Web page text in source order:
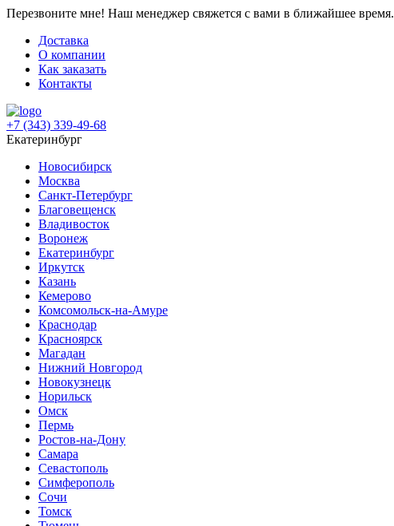
Перезвоните мне! Наш менеджер свяжется с вами в ближайшее время.
Доставка
О компании
Как заказать
Контакты
+7 (343) 339-49-68
Екатеринбург
Новосибирск
Москва
Санкт-Петербург
Благовещенск
Владивосток
Воронеж
Екатеринбург
Иркутск
Казань
Кемерово
Комсомольск-на-Амуре
Краснодар
Красноярск
Магадан
Нижний Новгород
Новокузнецк
Норильск
Омск
Пермь
Ростов-на-Дону
Самара
Севастополь
Симферополь
Сочи
Томск